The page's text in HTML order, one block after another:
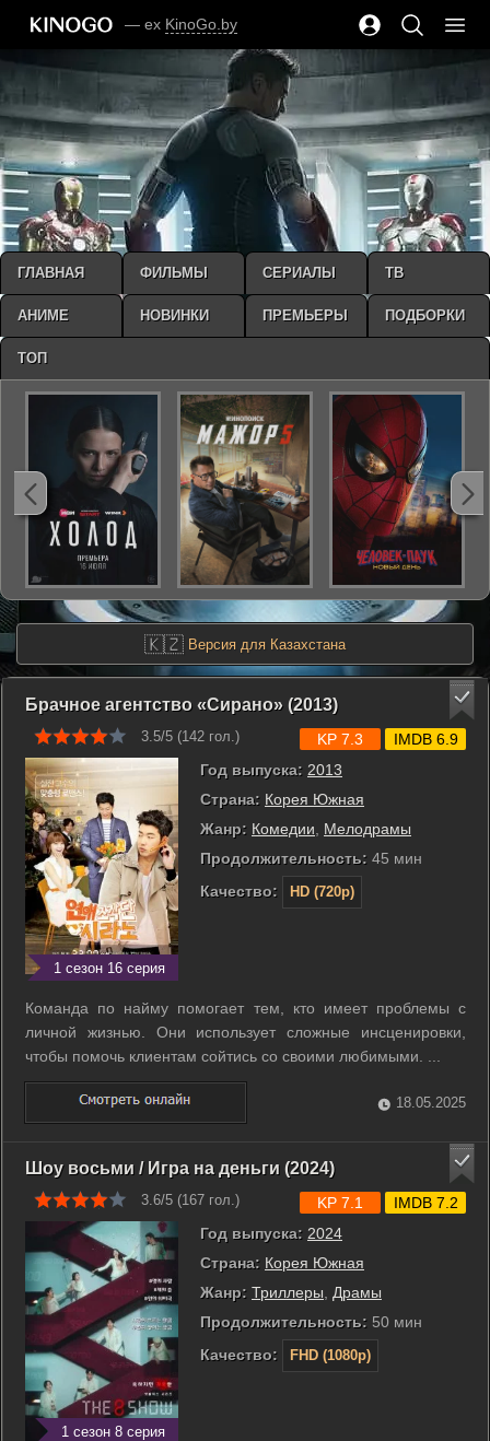
— ex KinoGo.by
🇰🇿 Версия для Казахстана
Брачное агентство «Сирано» (2013)
3.5/5 (142 гол.)
1 сезон 16 серия
Год выпуска: 2013
Страна: Корея Южная
Жанр: Комедии
Мелодрамы
Продолжительность: 45 мин
Качество:
HD (720p)
KP 7.3 IMDB 6.9
Команда по найму помогает тем, кто имеет проблемы с
личной жизнью. Они использует сложные инсценировки,
чтобы помочь клиентам сойтись со своими любимыми. ...
18.05.2025
Шоу восьми / Игра на деньги (2024)
3.6/5 (167 гол.)
1 сезон 8 серия
Год выпуска: 2024
Страна: Корея Южная
Жанр: Триллеры
Драмы
Продолжительность: 50 мин
Качество:
FHD (1080p)
KP 7.1 IMDB 7.2
ГЛАВНАЯ ФИЛЬМЫ СЕРИАЛЫ ТВ
АНИМЕ НОВИНКИ ПРЕМЬЕРЫ ПОДБОРКИ
ТОП